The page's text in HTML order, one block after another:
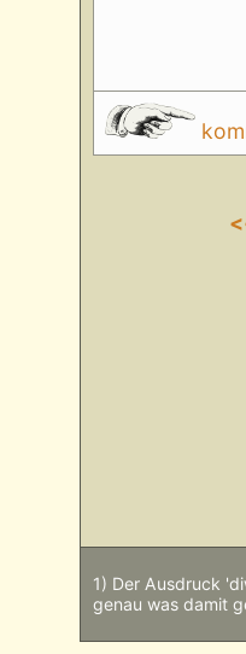
1) Der Ausdruck
genau was damit